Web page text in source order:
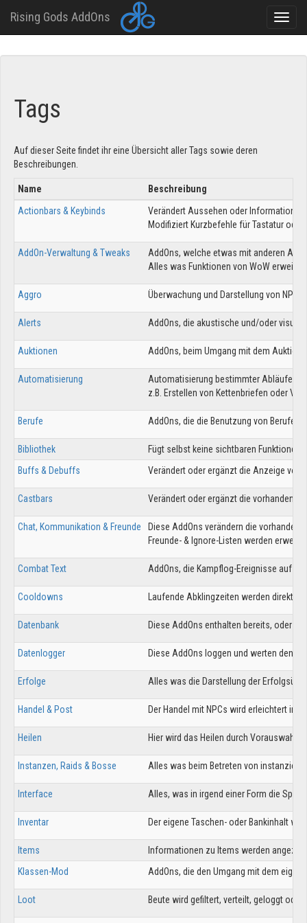
Rising Gods AddOns
Toggle
Tags
Auf dieser Seite findet ihr eine Übersicht aller Tags sowie deren
Beschreibungen.
Name
Beschreibung
Actionbars & Keybinds
Verändert Aussehen oder
Modifiziert Kurzbefehle für Tastatur oder
AddOn-Verwaltung & Tweaks
AddOns, welche etwas mit anderen
Alles was Funktionen von WoW
Aggro Überwachung und Darstellung von NPC-
Alerts AddOns, die akustische und/oder
Auktionen AddOns, beim Umgang mit dem
Automatisierung
Automatisierung bestimmter Abläufe,
z.B. Erstellen von Kettenbriefen oder
Berufe AddOns, die die Benutzung von
Bibliothek
Fügt selbst keine sichtbaren
Buffs & Debuffs
Verändert oder ergänzt die Anzeige von
Castbars Verändert oder ergänzt die
Chat, Kommunikation & Freunde
Diese AddOns verändern die
Freunde- & Ignore-Listen werden
Combat Text AddOns, die Kampflog-Ereignisse auf
Cooldowns Laufende Abklingzeiten werden direkt
Datenbank Diese AddOns enthalten bereits, oder
Datenlogger Diese AddOns loggen und werten den
Erfolge Alles was die Darstellung der
Handel & Post Der Handel mit NPCs wird erleichtert
Heilen Hier wird das Heilen durch Vorauswahl
Instanzen, Raids & Bosse Alles was beim Betreten von
Interface Alles, was in irgend einer Form die
Inventar Der eigene Taschen- oder Bankinhalt
Items
Informationen zu Items werden
Klassen-Mod
AddOns, die den Umgang mit dem
Loot Beute wird gefiltert, verteilt, geloggt